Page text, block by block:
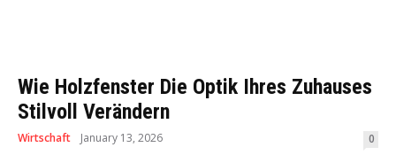
Wie Holzfenster Die Optik Ihres Zuhauses
Stilvoll Verändern
Wirtschaft January 13, 2026 0